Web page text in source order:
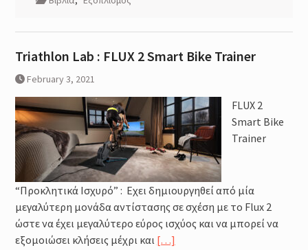
Triathlon Lab : FLUX 2 Smart Bike Trainer
February 3, 2021
FLUX 2
Smart Bike
Trainer
“Προκλητικά Ισχυρό” : Εχει δημιουργηθεί από μία
μεγαλύτερη μονάδα αντίστασης σε σχέση με το Flux 2
ώστε να έχει μεγαλύτερο εύρος ισχύος και να μπορεί να
εξομοιώσει κλήσεις μέχρι και […]